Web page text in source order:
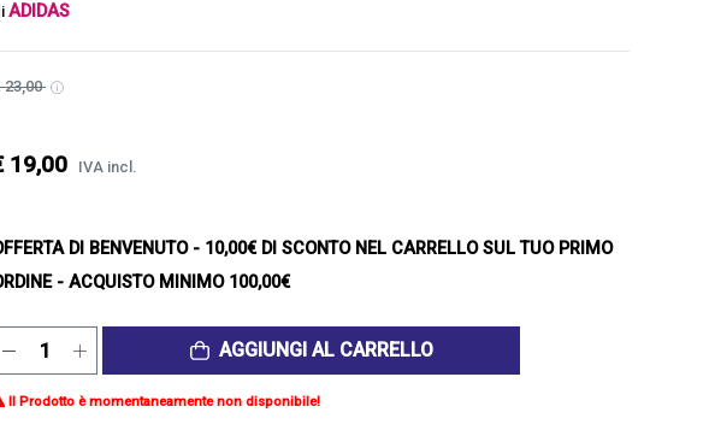
ADIDAS
23,00
19,00 IVA incl.
DI BENVENUTO- 10,00€ DI SCONTO NEL CARRELLO SUL TUO PRIMO
- ACQUISTO MINIMO 100,00€
AGGIUNGI AL CARRELLO
Il Prodotto è momentaneamente non disponibile!